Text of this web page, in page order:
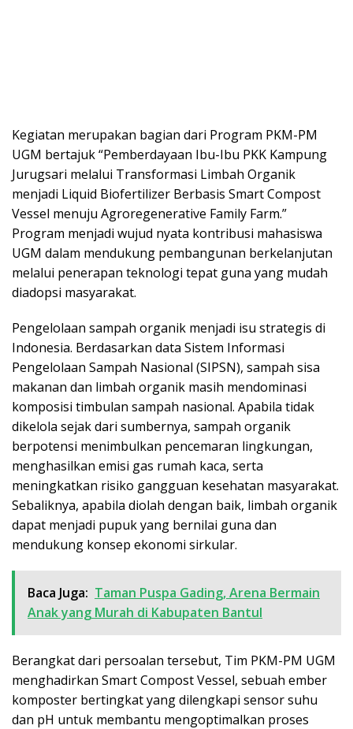
Kegiatan merupakan bagian dari Program PKM-PM
UGM bertajuk “Pemberdayaan Ibu-Ibu PKK Kampung
Jurugsari melalui Transformasi Limbah Organik
menjadi Liquid Biofertilizer Berbasis Smart Compost
Vessel menuju Agroregenerative Family Farm.”
Program menjadi wujud nyata kontribusi mahasiswa
UGM dalam mendukung pembangunan berkelanjutan
melalui penerapan teknologi tepat guna yang mudah
diadopsi masyarakat.
Pengelolaan sampah organik menjadi isu strategis di
Indonesia. Berdasarkan data Sistem Informasi
Pengelolaan Sampah Nasional (SIPSN), sampah sisa
makanan dan limbah organik masih mendominasi
komposisi timbulan sampah nasional. Apabila tidak
dikelola sejak dari sumbernya, sampah organik
berpotensi menimbulkan pencemaran lingkungan,
menghasilkan emisi gas rumah kaca, serta
meningkatkan risiko gangguan kesehatan masyarakat.
Sebaliknya, apabila diolah dengan baik, limbah organik
dapat menjadi pupuk yang bernilai guna dan
mendukung konsep ekonomi sirkular.
Baca Juga: Taman Puspa Gading, Arena Bermain
Anak yang Murah di Kabupaten Bantul
Berangkat dari persoalan tersebut, Tim PKM-PM UGM
menghadirkan Smart Compost Vessel, sebuah ember
komposter bertingkat yang dilengkapi sensor suhu
dan pH untuk membantu mengoptimalkan proses